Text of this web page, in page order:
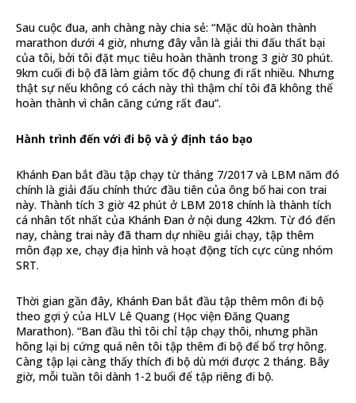
Sau cuộc đua, anh chàng này chia sẻ: “Mặc dù hoàn thành
marathon dưới 4 giờ, nhưng đây vẫn là giải thi đấu thất bại
của tôi, bởi tôi đặt mục tiêu hoàn thành trong 3 giờ 30 phút.
9km cuối đi bộ đã làm giảm tốc độ chung đi rất nhiều. Nhưng
thật sự nếu không có cách này thì thậm chí tôi đã không thể
hoàn thành vì chân căng cứng rất đau”.
Hành trình đến với đi bộ và ý định táo bạo
Khánh Đan bắt đầu tập chạy từ tháng 7/2017 và LBM năm đó
chính là giải đấu chính thức đầu tiên của ông bố hai con trai
này. Thành tích 3 giờ 42 phút ở LBM 2018 chính là thành tích
cá nhân tốt nhất của Khánh Đan ở nội dung 42km. Từ đó đến
nay, chàng trai này đã tham dự nhiều giải chạy, tập thêm
môn đạp xe, chạy địa hình và hoạt động tích cực cùng nhóm
SRT.
Thời gian gần đây, Khánh Đan bắt đầu tập thêm môn đi bộ
theo gợi ý của HLV Lê Quang (Học viện Đăng Quang
Marathon). “Ban đầu thì tôi chỉ tập chạy thôi, nhưng phần
hông lại bị cứng quá nên tôi tập thêm đi bộ để bổ trợ hông.
Càng tập lại càng thấy thích đi bộ dù mới được 2 tháng. Bây
giờ, mỗi tuần tôi dành 1-2 buổi để tập riêng đi bộ.